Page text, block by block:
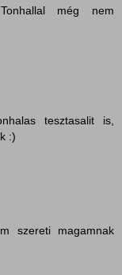
még nem
tesztasalit is,
:)
szereti magamnak